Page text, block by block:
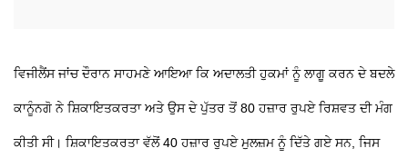
ਵਿਜੀਲੈਂਸ ਜਾਂਚ ਦੌਰਾਨ ਸਾਹਮਣੇ ਆਇਆ ਕਿ ਅਦਾਲਤੀ ਹੁਕਮਾਂ ਨੂੰ ਲਾਗੂ ਕਰਨ ਦੇ ਬਦਲੇ
ਕਾਨੂੰਨਗੋ ਨੇ ਸ਼ਿਕਾਇਤਕਰਤਾ ਅਤੇ ਉਸ ਦੇ ਪੁੱਤਰ ਤੋਂ 80 ਹਜ਼ਾਰ ਰੁਪਏ ਰਿਸ਼ਵਤ ਦੀ ਮੰਗ
ਕੀਤੀ ਸੀ। ਸ਼ਿਕਾਇਤਕਰਤਾ ਵੱਲੋਂ 40 ਹਜ਼ਾਰ ਰੁਪਏ ਮੁਲਜ਼ਮ ਨੂੰ ਦਿੱਤੇ ਗਏ ਸਨ, ਜਿਸ